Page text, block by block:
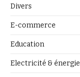
Divers
E-commerce
Education
Electricité & énergie